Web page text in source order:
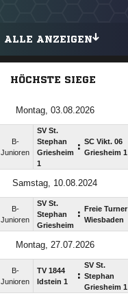
ALLE ANZEIGEN
HÖCHSTE SIEGE
Montag, 03.08.2026
B-
Junioren
SV St.
Stephan
Griesheim
1
: SC Vikt. 06
Griesheim 1
Samstag, 10.08.2024
B-
Junioren
SV St.
Stephan
Griesheim
:
Freie Turner
Wiesbaden
Montag, 27.07.2026
B-
Junioren
TV 1844
Idstein 1
:
SV St.
Stephan
Griesheim 1